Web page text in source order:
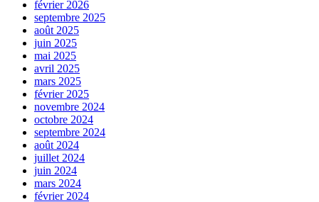
février 2026
septembre 2025
août 2025
juin 2025
mai 2025
avril 2025
mars 2025
février 2025
novembre 2024
octobre 2024
septembre 2024
août 2024
juillet 2024
juin 2024
mars 2024
février 2024